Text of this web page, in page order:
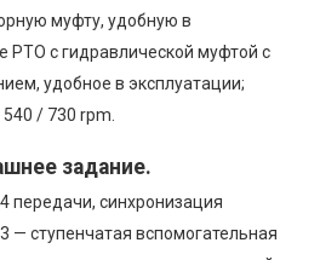
муфту, удобную в
PTO с гидравлической муфтой с
удобное в эксплуатации;
/ 730 rpm.
задание.
передачи, синхронизация
— ступенчатая вспомогательная